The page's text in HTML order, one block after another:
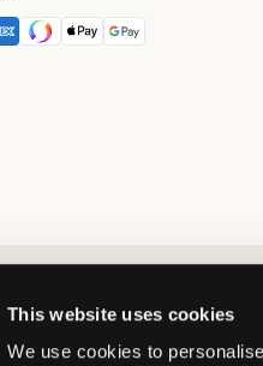
This website uses cookies
We use cookies to